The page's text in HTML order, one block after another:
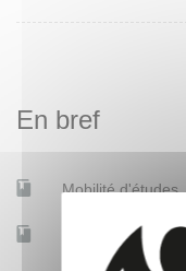
En bref
Mobilité d'études
Accessible à